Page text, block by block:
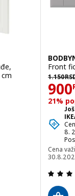
2.9 od 5 Zvezdice.
mašinu za suđe,
Front
1.150
1150RSD
900
21%
8.
Cena